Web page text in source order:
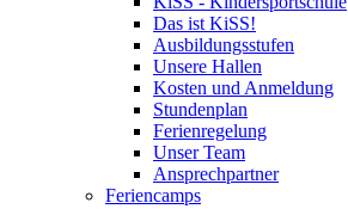
Das ist KiSS!
Ausbildungsstufen
Unsere Hallen
Kosten und Anmeldung
Stundenplan
Ferienregelung
Unser Team
Ansprechpartner
Feriencamps